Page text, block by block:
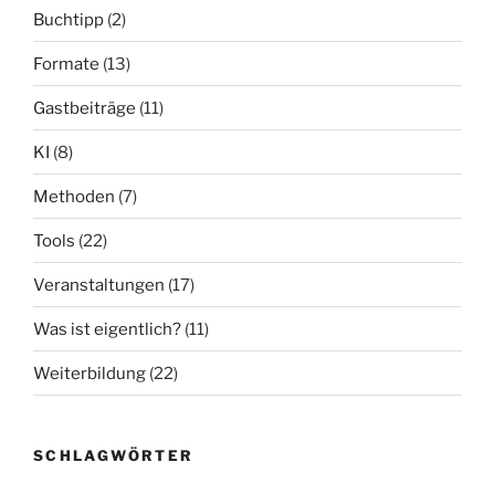
Buchtipp (2)
Formate (13)
Gastbeiträge (11)
KI (8)
Methoden (7)
Tools (22)
Veranstaltungen (17)
Was ist eigentlich? (11)
Weiterbildung (22)
SCHLAGWÖRTER